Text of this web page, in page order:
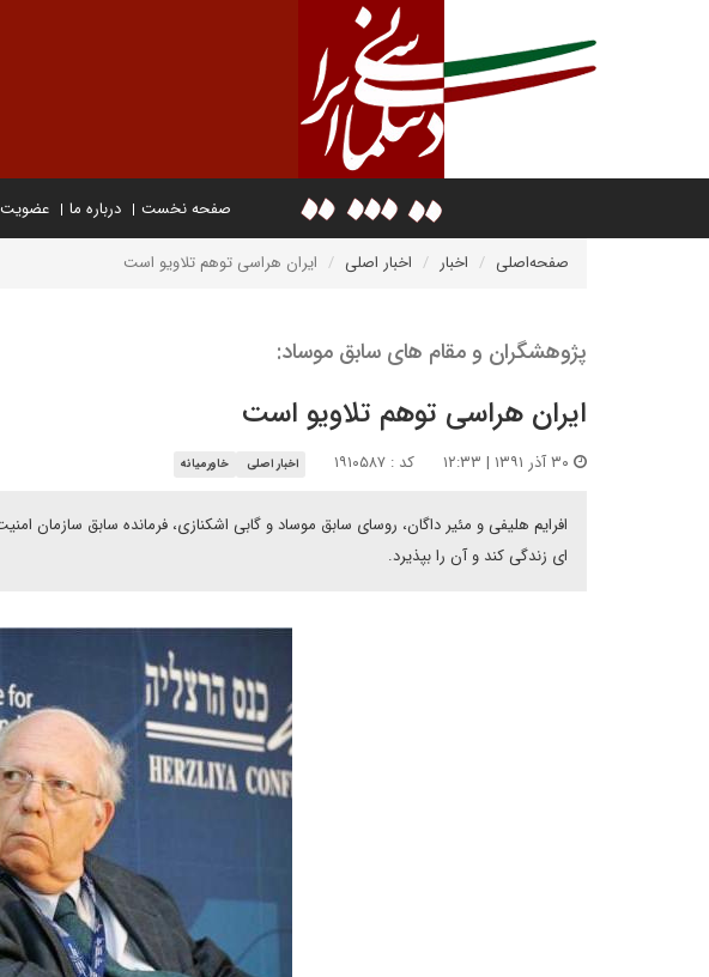
صفحه نخست درباره ما عضویت
صفحه‌اصلی اخبار اخبار اصلی ایران هراسی توهم تلاویو است
پژوهشگران و مقام های سابق موساد:
ایران هراسی توهم تلاویو است
کد : ۱۹۱۰۵۸۷ اخبار اصلی خاورمیانه
افرایم هلیفی و مئیر داگان، روسای سابق موساد و گابی اشکنازی، فرمانده سابق سازمان
ای زندگی کند و آن را بپذیرد.